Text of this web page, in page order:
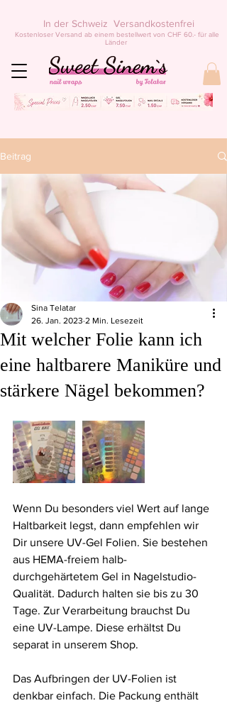
Kostenloser Versand ab einem bestellwert von CHF 60.- für alle
Länder
In der Schweiz Versandkostenfrei
Beitrag
Mit welcher Folie kann ich
eine haltbarere Maniküre und
stärkere Nägel bekommen?
Sina Telatar
26. Jan. 2023 2 Min. Lesezeit
Wenn Du besonders viel Wert auf lange
Haltbarkeit legst, dann empfehlen wir
Dir unsere UV-Gel Folien. Sie bestehen
aus HEMA-freiem halb-
durchgehärtetem Gel in Nagelstudio-
Qualität. Dadurch halten sie bis zu 30
Tage. Zur Verarbeitung brauchst Du
eine UV-Lampe. Diese erhältst Du
separat in unserem Shop.
Das Aufbringen der UV-Folien ist
denkbar einfach. Die Packung enthält